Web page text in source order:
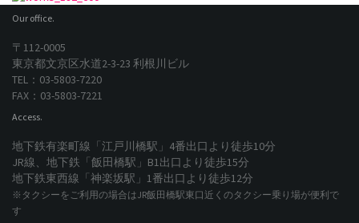
Our office.
〒112-0005
東京都文京区水道2-3-23 利根川ビル
TEL：03-5803-7220
FAX：03-5803-7221
Access.
地下鉄有楽町線「江戸川橋駅」4番出口より徒歩10分
JR線、地下鉄「飯田橋駅」B1出口より徒歩15分
地下鉄東西線「神楽坂駅」1番出口より徒歩12分
※タクシーをご利用の場合はJR飯田橋駅東口近くのタクシー乗り場が便利で
す